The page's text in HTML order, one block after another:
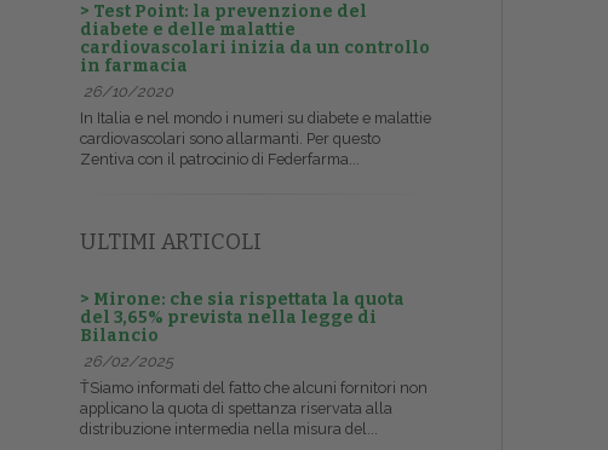
> Test Point: la prevenzione del
diabete e delle malattie
cardiovascolari inizia da un controllo
in farmacia
26/10/2020
In Italia e nel mondo i numeri su diabete e malattie
cardiovascolari sono allarmanti. Per questo
Zentiva con il patrocinio di Federfarma...
ULTIMI ARTICOLI
> Mirone: che sia rispettata la quota
del 3,65% prevista nella legge di
Bilancio
26/02/2025
ŤSiamo informati del fatto che alcuni fornitori non
applicano la quota di spettanza riservata alla
distribuzione intermedia nella misura del...